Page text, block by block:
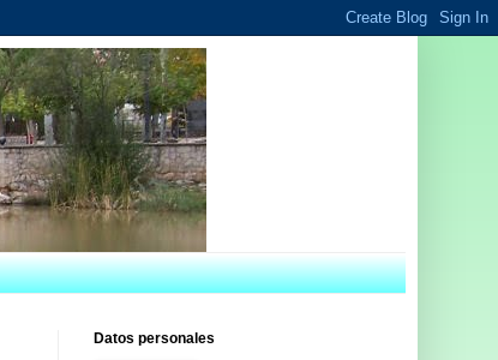
Datos personales